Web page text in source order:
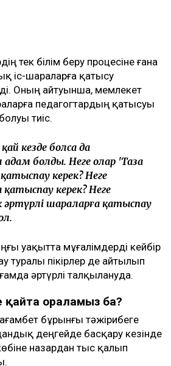
тек білім беру процесіне ғана
іс-шараларға қатысу
Оның айтуынша, мемлекет
педагогтардың қатысуы
тиіс.
кезде болса да
болды. Неге олар 'Таза
керек? Неге
керек? Неге
шараларға қатыспау
уақытта мұғалімдерді кейбір
туралы пікірлер де айтылып
әртүрлі талқылануда.
ораламыз ба?
бұрынғы тәжірибеге
деңгейде басқару кезінде
назардан тыс қалып